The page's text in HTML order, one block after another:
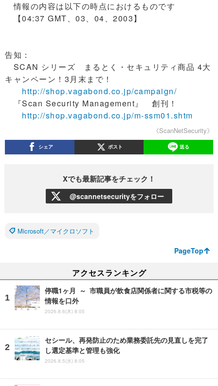
情報の内容は以下の時点におけるものです
【04:37 GMT、03、04、2003】
告知：
SCAN シリーズ まるとく・セキュリティ商品 4大
キャンペーン！3月末まで！
http://shop.vagabond.co.jp/campaign/
『Scan Security Management』 創刊！
http://shop.vagabond.co.jp/m-ssm01.shtm
《ScanNetSecurity》
シェア ポスト 送る
Xでも最新記事をチェック！
@scannetsecurityをフォロー
Microsoft／マイクロソフト
PageTop
アクセスランキング
停職1ヶ月 ～ 市職員が飲食店関係者に関する市税等の
情報を口外
2026.8.6(木) 8:05
セシール、再発防止のため業務委託先の見直しを完了
し選定基準と管理も強化
2026.8.5(水) 8:05